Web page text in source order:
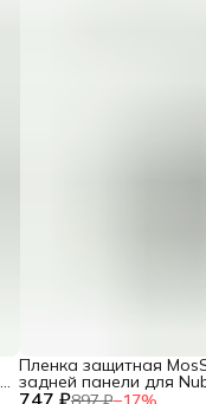
Пленка защитная
задней панели для